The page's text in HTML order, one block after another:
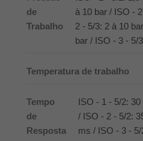
de
Trabalho
à 10 bar / ISO -
2 - 5/3: 2 à 10
bar / ISO - 3 - 5/
Temperatura de trabalho
Tempo
de
Resposta
ISO - 1 - 5/2:
/ ISO - 2 - 5/2:
ms / ISO - 3 -